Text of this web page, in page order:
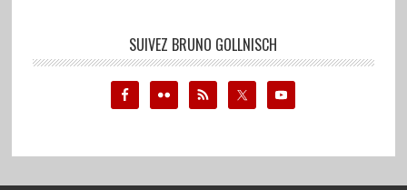
SUIVEZ BRUNO GOLLNISCH